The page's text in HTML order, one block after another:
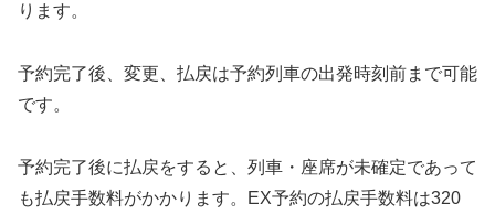
ります。
予約完了後、変更、払戻は予約列車の出発時刻前まで可能
です。
予約完了後に払戻をすると、列車・座席が未確定であって
も払戻手数料がかかります。EX予約の払戻手数料は320